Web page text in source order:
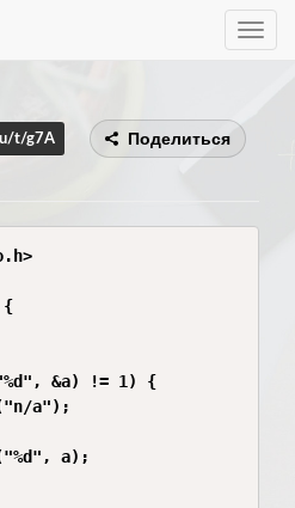
Toggle
t/g7A Поделиться
{
&a) != 1) {
a");
a);